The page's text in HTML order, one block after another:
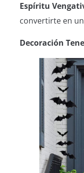
Espíritu
convertirte en
Decoración